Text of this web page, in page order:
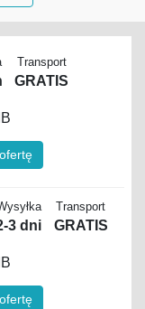
Transport
GRATIS
3 dni
Transport
GRATIS